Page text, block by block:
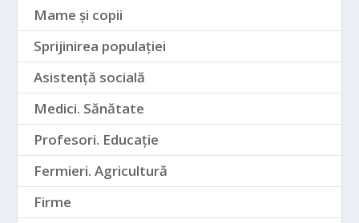
Mame și copii
Sprijinirea populației
Asistență socială
Medici. Sănătate
Profesori. Educație
Fermieri. Agricultură
Firme